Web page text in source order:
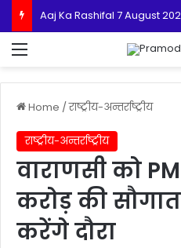
विकसित मध्यप्रदेश-2047’ की
Home /राष्ट्रीय-अन्तर्राष्ट्रीय
राष्ट्रीय-अन्तर्राष्ट्रीय
वाराणसी को
करोड़ की
करेंगे दौरा